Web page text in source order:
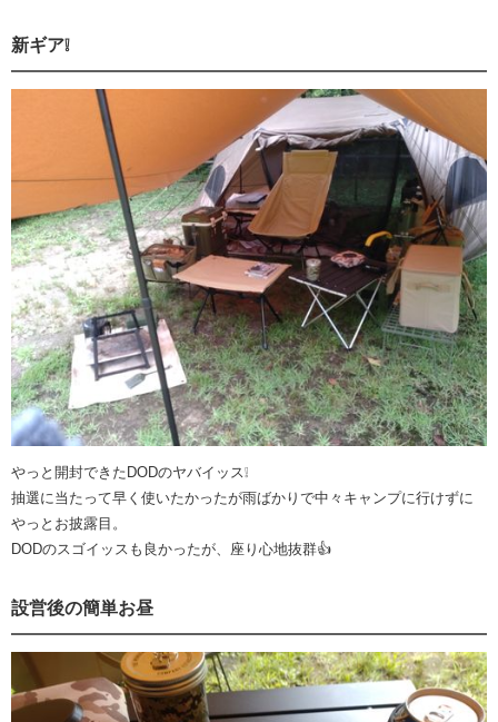
新ギア❕
やっと開封できたDODのヤバイッス❕
抽選に当たって早く使いたかったが雨ばかりで中々キャンプに行けずに
やっとお披露目。
DODのスゴイッスも良かったが、座り心地抜群👍
設営後の簡単お昼